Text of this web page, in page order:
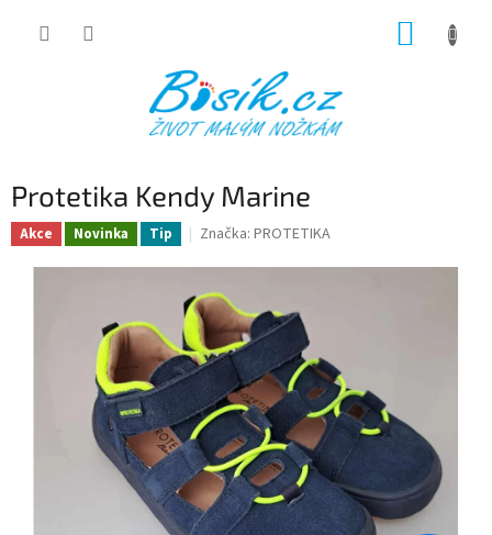
Protetika Kendy Marine
Akce Novinka Tip Značka: PROTETIKA